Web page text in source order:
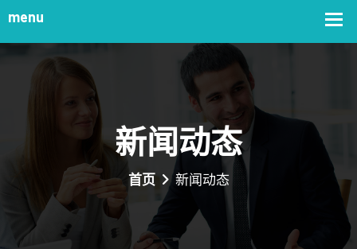
新闻动态
首页 新闻动态